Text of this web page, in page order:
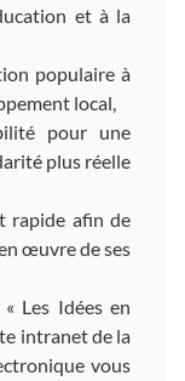
et à la
populaire à
local,
pour une
plus réelle
rapide afin de
œuvre de ses
Les Idées en
intranet de la
vous